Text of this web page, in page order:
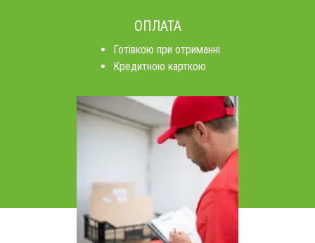
ОПЛАТА
Готівкою при отриманні
Кредитною карткою